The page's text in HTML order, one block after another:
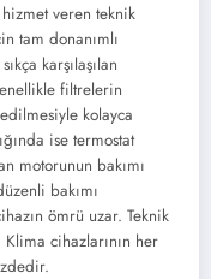
veren teknik
tam donanımlı
karşılaşılan
filtrelerin
kolayca
ise termostat
motorunun bakımı
bakımı
ömrü uzar. Teknik
cihazlarının her